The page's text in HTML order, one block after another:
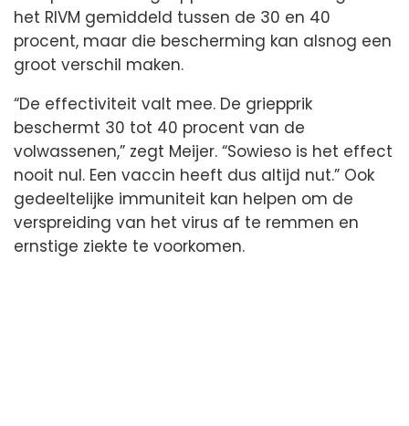
het RIVM gemiddeld tussen de 30 en 40
procent, maar die bescherming kan alsnog een
groot verschil maken.
“De effectiviteit valt mee. De griepprik
beschermt 30 tot 40 procent van de
volwassenen,” zegt Meijer. “Sowieso is het effect
nooit nul. Een vaccin heeft dus altijd nut.” Ook
gedeeltelijke immuniteit kan helpen om de
verspreiding van het virus af te remmen en
ernstige ziekte te voorkomen.